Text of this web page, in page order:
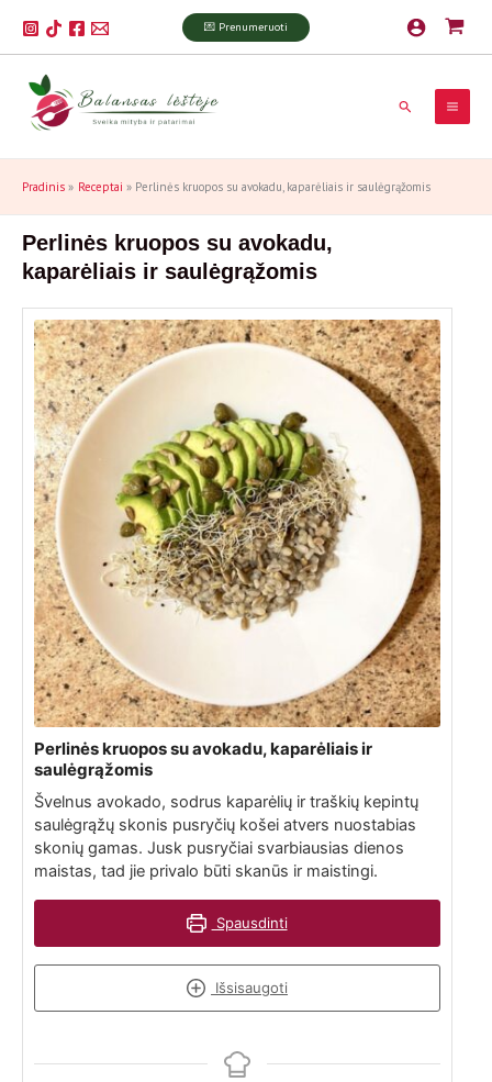
prie
turinio
💌 Prenumeruoti
Paieška
Pradinis Receptai Perlinės kruopos su avokadu, kaparėliais ir saulėgrąžomis
Perlinės kruopos su avokadu,
kaparėliais ir saulėgrąžomis
Perlinės kruopos su avokadu, kaparėliais ir
saulėgrąžomis
Švelnus avokado, sodrus kaparėlių ir traškių kepintų
saulėgrąžų skonis pusryčių košei atvers nuostabias
skonių gamas. Jusk pusryčiai svarbiausias dienos
maistas, tad jie privalo būti skanūs ir maistingi.
Spausdinti
Išsisaugoti
P
i
e